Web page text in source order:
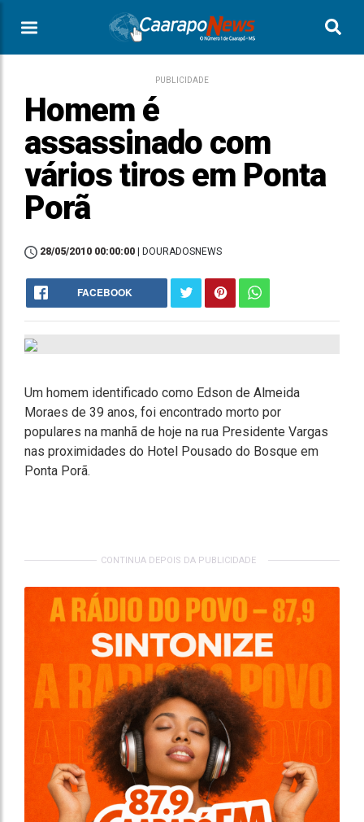
PUBLICIDADE
Homem é
assassinado com
vários tiros em Ponta
Porã
28/05/2010 00:00:00 | DOURADOSNEWS
FACEBOOK
Um homem identificado como Edson de Almeida
Moraes de 39 anos, foi encontrado morto por
populares na manhã de hoje na rua Presidente Vargas
nas proximidades do Hotel Pousado do Bosque em
Ponta Porã.
CONTINUA DEPOIS DA PUBLICIDADE